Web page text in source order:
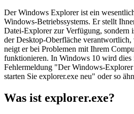
Der Windows Explorer ist ein
Windows-Betriebssystems. Er stellt
Datei-Explorer zur Verfügung, sondern
der Desktop-Oberfläche
neigt er bei Problemen mit Ihrem
funktionieren. In Windows 10 wird dies
Fehlermeldung "Der Windows-
starten Sie explorer.exe neu" oder so
Was ist explorer.exe?